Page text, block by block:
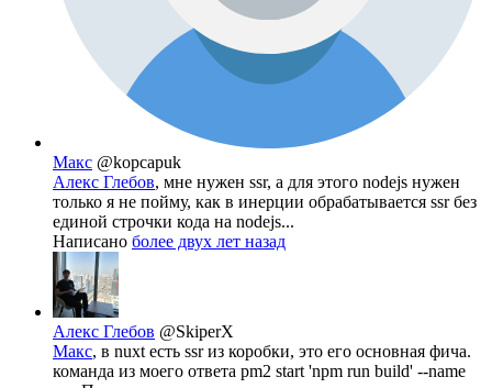
Макс @kopcapuk
Алекс Глебов, мне нужен ssr, а для этого nodejs нужен
только я не пойму, как в инерции обрабатывается ssr без
единой строчки кода на nodejs...
Написано более двух лет назад
Алекс Глебов @SkiperX
Макс, в nuxt есть ssr из коробки, это его основная фича.
команда из моего ответа pm2 start 'npm run build' --name